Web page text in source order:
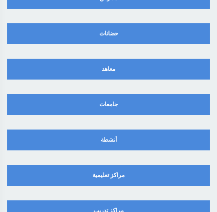
حضانات
معاهد
جامعات
أنشطة
مراكز تعليمية
مراكز تدريب